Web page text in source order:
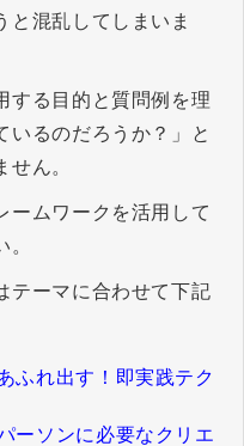
と混乱してしまいま
する目的と質問例を理
いるのだろうか？」と
ん。
ームワークを活用して
テーマに合わせて下記
ふれ出す！即実践テク
ーソンに必要なクリエ